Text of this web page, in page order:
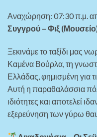
Αναχώρηση: 07:30 π.μ.
Συγγρού – Φιξ
Ξεκινάμε το ταξίδι μας
Καμένα Βούρλα, τη
Ελλάδας, φημισμένη για
Αυτή η παραθαλάσσια
ιδιότητες και αποτελεί
εξερεύνηση των γύρω